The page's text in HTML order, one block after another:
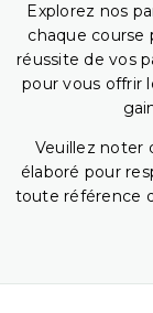
Explorez nos
chaque course
réussite de vos
pour vous offrir
Veuillez noter
élaboré pour
toute référence